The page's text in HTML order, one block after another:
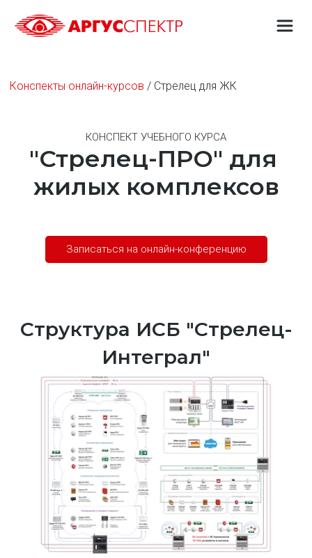
Конспекты онлайн-курсов / Стрелец для ЖК
КОНСПЕКТ УЧЕБНОГО КУРСА
"Стрелец-ПРО" для
жилых комплексов
Записаться на онлайн-конференцию
Структура ИСБ "Стрелец-
Интеграл"